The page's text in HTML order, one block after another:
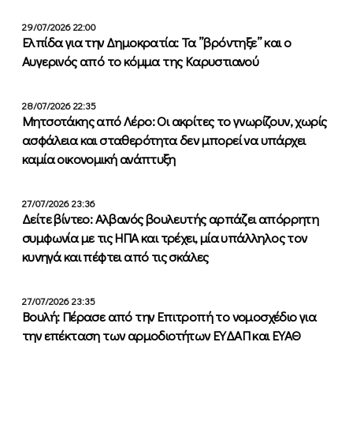
29/07/2026 22:00
Ελπίδα για την Δημοκρατία: Τα ”βρόντηξε” και ο
Αυγερινός από το κόμμα της Καρυστιανού
28/07/2026 22:35
Μητσοτάκης από Λέρο: Οι ακρίτες το γνωρίζουν, χωρίς
ασφάλεια και σταθερότητα δεν μπορεί να υπάρχει
καμία οικονομική ανάπτυξη
27/07/2026 23:36
Δείτε βίντεο: Αλβανός βουλευτής αρπάζει απόρρητη
συμφωνία με τις ΗΠΑ και τρέχει, μία υπάλληλος τον
κυνηγά και πέφτει από τις σκάλες
27/07/2026 23:35
Βουλή: Πέρασε από την Επιτροπή το νομοσχέδιο για
την επέκταση των αρμοδιοτήτων ΕΥΔΑΠ και ΕΥΑΘ